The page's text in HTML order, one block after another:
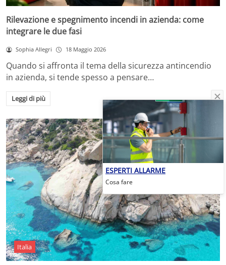
Rilevazione e spegnimento incendi in azienda: come
integrare le due fasi
Sophia Allegri 18 Maggio 2026
Quando si affronta il tema della sicurezza antincendio
in azienda, si tende spesso a pensare…
Leggi di più
Italia
ESPERTI ALLARME
Cosa fare